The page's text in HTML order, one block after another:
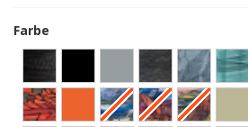
Farbe